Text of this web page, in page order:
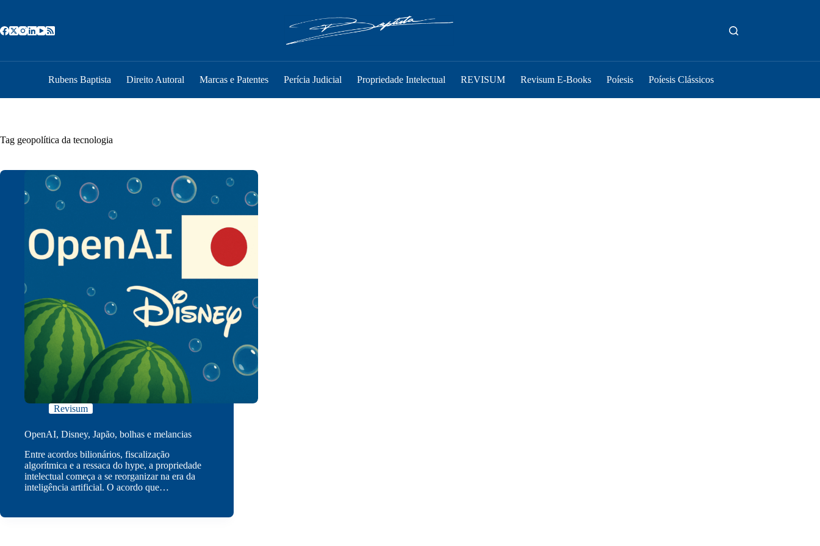
o
conteúdo
Rubens Baptista Direito Autoral Marcas e Patentes Perícia Judicial Propriedade Intelectual REVISUM Revisum E-Books Poíesis Poíesis Clássicos
Tag geopolítica da tecnologia
Revisum
OpenAI, Disney, Japão, bolhas e melancias
Entre acordos bilionários, fiscalização
algorítmica e a ressaca do hype, a propriedade
intelectual começa a se reorganizar na era da
inteligência artificial. O acordo que…